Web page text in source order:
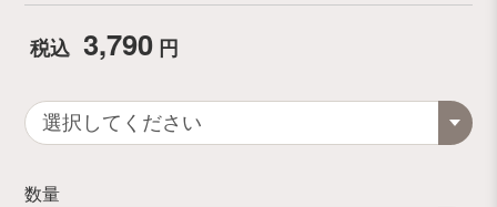
税込 3,790 円
数量